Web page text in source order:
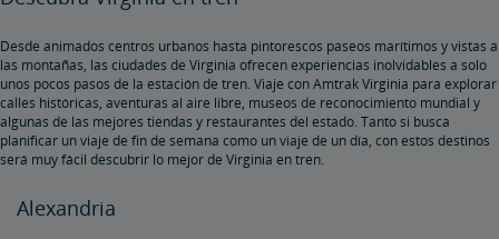
Desde animados centros urbanos hasta pintorescos paseos marítimos y vistas a
las montañas, las ciudades de Virginia ofrecen experiencias inolvidables a solo
unos pocos pasos de la estación de tren. Viaje con Amtrak Virginia para explorar
calles históricas, aventuras al aire libre, museos de reconocimiento mundial y
algunas de las mejores tiendas y restaurantes del estado. Tanto si busca
planificar un viaje de fin de semana como un viaje de un día, con estos destinos
será muy fácil descubrir lo mejor de Virginia en tren.
Alexandria